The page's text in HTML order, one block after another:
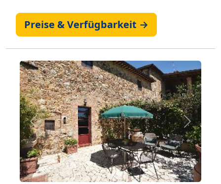
Preise & Verfügbarkeit →
Zurück Weiter